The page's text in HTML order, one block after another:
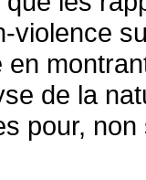
violence
de la
pour,